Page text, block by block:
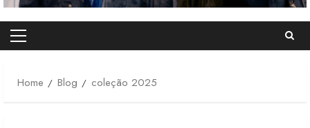
Primary
Home
Blog coleção 2025